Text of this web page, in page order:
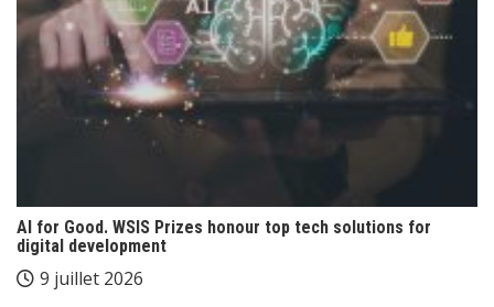
AI for Good. WSIS Prizes honour top tech solutions for
digital development
9 juillet 2026